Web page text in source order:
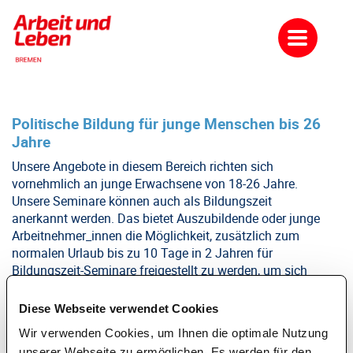
Diese Webseite verwendet Cookies
Wir verwenden Cookies, um Ihnen die optimale Nutzung
Politische Bildung für junge Menschen bis 26
Jahre
Unsere Angebote in diesem Bereich richten sich
vornehmlich an junge Erwachsene von 18-26 Jahre.
Unsere Seminare können auch als Bildungszeit
anerkannt werden. Das bietet Auszubildende oder junge
Arbeitnehmer_innen die Möglichkeit, zusätzlich zum
normalen Urlaub bis zu 10 Tage in 2 Jahren für
Bildungszeit-Seminare freigestellt zu werden, um sich
beschäftigen.
Anti-Diskirminierung, zum Übergang von der Schule in